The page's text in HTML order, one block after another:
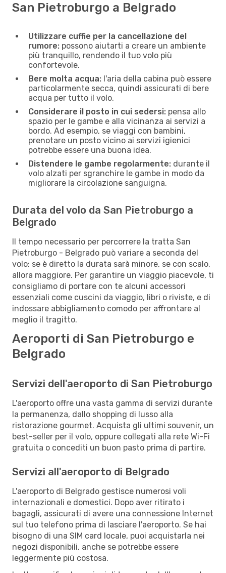
San Pietroburgo a Belgrado
Utilizzare cuffie per la cancellazione del
rumore: possono aiutarti a creare un ambiente
più tranquillo, rendendo il tuo volo più
confortevole.
Bere molta acqua: l'aria della cabina può essere
particolarmente secca, quindi assicurati di bere
acqua per tutto il volo.
Considerare il posto in cui sedersi: pensa allo
spazio per le gambe e alla vicinanza ai servizi a
bordo. Ad esempio, se viaggi con bambini,
prenotare un posto vicino ai servizi igienici
potrebbe essere una buona idea.
Distendere le gambe regolarmente: durante il
volo alzati per sgranchire le gambe in modo da
migliorare la circolazione sanguigna.
Durata del volo da San Pietroburgo a
Belgrado
Il tempo necessario per percorrere la tratta San
Pietroburgo - Belgrado può variare a seconda del
volo: se è diretto la durata sarà minore, se con scalo,
allora maggiore. Per garantire un viaggio piacevole, ti
consigliamo di portare con te alcuni accessori
essenziali come cuscini da viaggio, libri o riviste, e di
indossare abbigliamento comodo per affrontare al
meglio il tragitto.
Aeroporti di San Pietroburgo e
Belgrado
Servizi dell'aeroporto di San Pietroburgo
L'aeroporto offre una vasta gamma di servizi durante
la permanenza, dallo shopping di lusso alla
ristorazione gourmet. Acquista gli ultimi souvenir, un
best-seller per il volo, oppure collegati alla rete Wi-Fi
gratuita o concediti un buon pasto prima di partire.
Servizi all'aeroporto di Belgrado
L'aeroporto di Belgrado gestisce numerosi voli
internazionali e domestici. Dopo aver ritirato i
bagagli, assicurati di avere una connessione Internet
sul tuo telefono prima di lasciare l'aeroporto. Se hai
bisogno di una SIM card locale, puoi acquistarla nei
negozi disponibili, anche se potrebbe essere
leggermente più costosa.